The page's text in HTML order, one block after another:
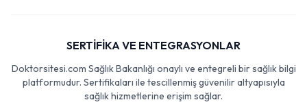
SERTİFİKA VE ENTEGRASYONLAR
Doktorsitesi.com Sağlık Bakanlığı onaylı ve entegreli bir sağlık bilgi
platformudur. Sertifikaları ile tescillenmiş güvenilir altyapısıyla
sağlık hizmetlerine erişim sağlar.